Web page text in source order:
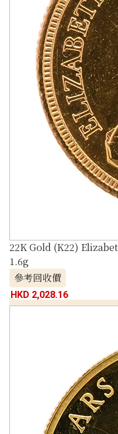
22K Gold (K22)
1.6g
參考回收價
HKD 2,028.16